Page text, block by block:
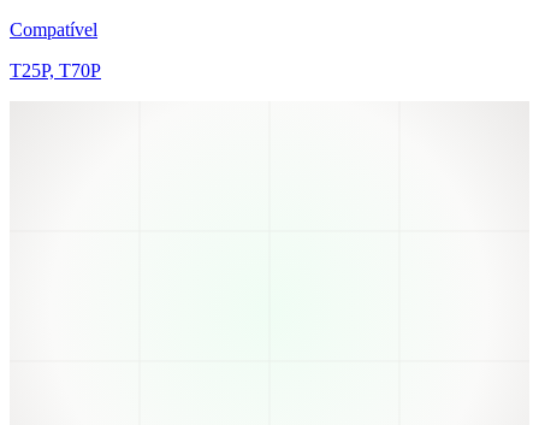
Compatível
T25P, T70P